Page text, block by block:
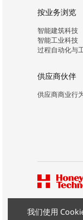
我们使用
按业务浏览
智能建筑科技
智能工业科技
过程自动化与
供应商伙伴
供应商商业行
版权所有 ©2026